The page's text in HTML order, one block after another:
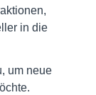
in die
um neue